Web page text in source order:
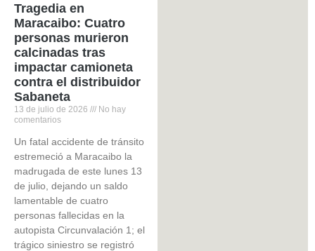
Tragedia en
Maracaibo: Cuatro
personas murieron
calcinadas tras
impactar camioneta
contra el distribuidor
Sabaneta
13 de julio de 2026
No hay
comentarios
Un fatal accidente de tránsito
estremeció a Maracaibo la
madrugada de este lunes 13
de julio, dejando un saldo
lamentable de cuatro
personas fallecidas en la
autopista Circunvalación 1; el
trágico siniestro se registró